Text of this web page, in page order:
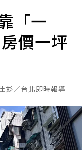
「一
價一坪
彣／台北即時報導